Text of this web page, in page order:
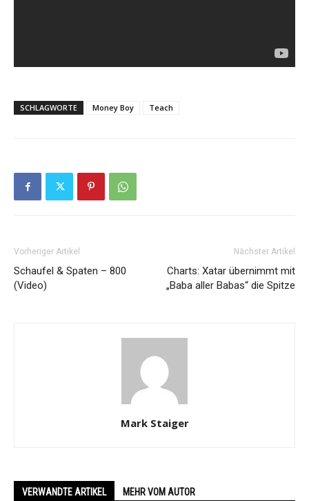
SCHLAGWORTE Money Boy Teach
Vorheriger Artikel
Schaufel & Spaten – 800
(Video)
Nächster Artikel
Charts: Xatar übernimmt mit
„Baba aller Babas“ die Spitze
Mark Staiger
VERWANDTE ARTIKEL MEHR VOM AUTOR